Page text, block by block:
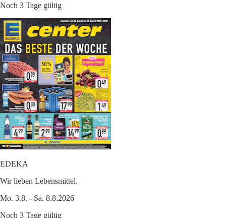
Noch 3 Tage gültig
EDEKA
Wir lieben Lebensmittel.
Mo. 3.8. - Sa. 8.8.2026
Noch 3 Tage gültig